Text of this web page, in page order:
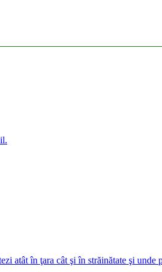
atât în ţara cât şi în străinătate şi